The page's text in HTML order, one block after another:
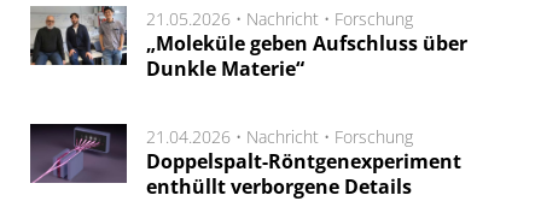
21.05.2026 • Nachricht • Forschung
„Moleküle geben Aufschluss über
Dunkle Materie“
21.04.2026 • Nachricht • Forschung
Doppelspalt-Röntgenexperiment
enthüllt verborgene Details